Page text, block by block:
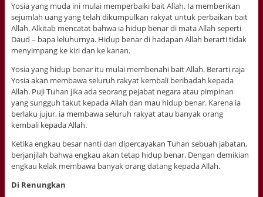
Yosia yang muda ini mulai memperbaiki bait Allah. Ia memberikan
sejumlah uang yang telah dikumpulkan rakyat untuk perbaikan bait
Allah. Alkitab mencatat bahwa ia hidup benar di mata Allah seperti
Daud – bapa leluhurnya. Hidup benar di hadapan Allah berarti tidak
menyimpang ke kiri dan ke kanan.
Yosia yang hidup benar itu mulai membenahi bait Allah. Berarti raja
Yosia akan membawa seluruh rakyat kembali beribadah kepada
Allah. Puji Tuhan jika ada seorang pejabat negara atau pimpinan
yang sungguh takut kepada Allah dan mau hidup benar. Karena ia
berlaku jujur, ia membawa seluruh rakyat atau banyak orang
kembali kepada Allah.
Ketika engkau besar nanti dan dipercayakan Tuhan sebuah jabatan,
berjanjilah bahwa engkau akan tetap hidup benar. Dengan demikian
engkau kelak membawa banyak orang datang kepada Allah.
Di Renungkan